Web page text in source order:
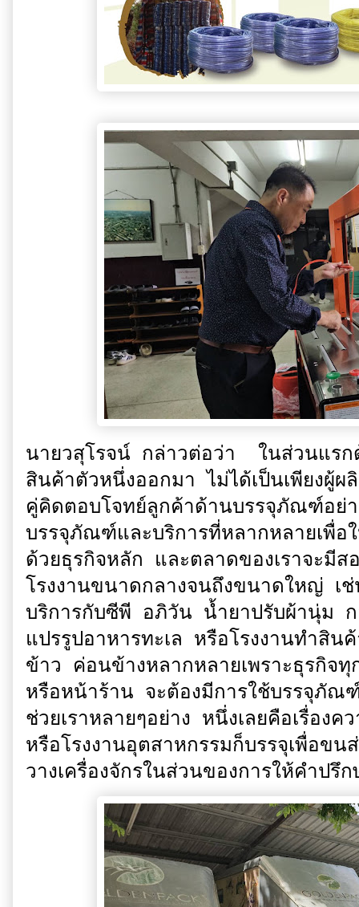
นายวสุโรจน์ กล่าวต่อว่า ในส่วนแร
สินค้าตัวหนึ่งออกมา ไม่ได้เป็นเพียง
คู่คิดตอบโจทย์ลูกค้าด้านบรรจุภัณฑ์อย่
บรรจุภัณฑ์และบริการที่หลากหลายเพื่อ
ด้วยธุรกิจหลัก และตลาดของเราจะมี
โรงงานขนาดกลางจนถึงขนาดใหญ่
บริการกับซีพี อภิวัน น้ำยาปรับผ้านุ่ม ก
แปรรูปอาหารทะเล หรือโรงงานทำสิน
ข้าว ค่อนข้างหลากหลายเพราะธุรกิจ
หรือหน้าร้าน จะต้องมีการใช้บรรจุภัณ
ช่วยเราหลายๆอย่าง หนึ่งเลยคือเรื่องค
หรือโรงงานอุตสาหกรรมก็บรรจุเพื่อข
วางเครื่องจักรในส่วนของการให้คำป